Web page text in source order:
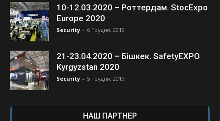
10-12.03.2020 – Роттердам. StocExpo
Europe 2020
Security - 6 Грудня, 2019
21-23.04.2020 – Бішкек. SafetyEXPO
Kyrgyzstan 2020
Security - 5 Грудня, 2019
НАШ ПАРТНЕР